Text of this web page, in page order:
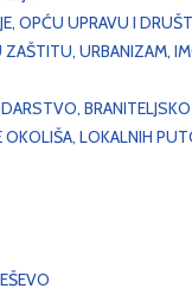
OPĆU UPRAVU I
URBANIZAM,
OKOLIŠA, LOKALNIH